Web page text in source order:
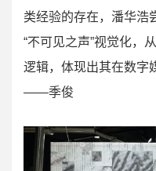
类经验的存在，潘华浩
“不可见之声”视觉化，
逻辑，体现出其在数字
——季俊